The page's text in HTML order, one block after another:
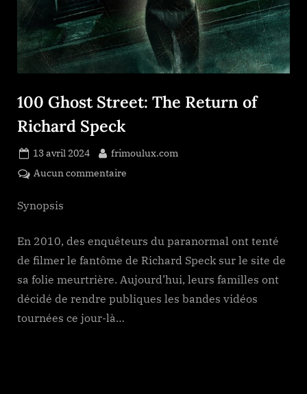
100 Ghost Street: The Return of
Richard Speck
Posted
on
13 avril 2024 By
frimoulux.com
Aucun commentaire
of
Richard
Speck
Synopsis
En 2010, des enquêteurs du paranormal ont tenté
de filmer le fantôme de Richard Speck sur le site de
sa folie meurtrière. Aujourd’hui, leurs familles ont
décidé de rendre publiques les bandes vidéos
tournées ce jour-là…